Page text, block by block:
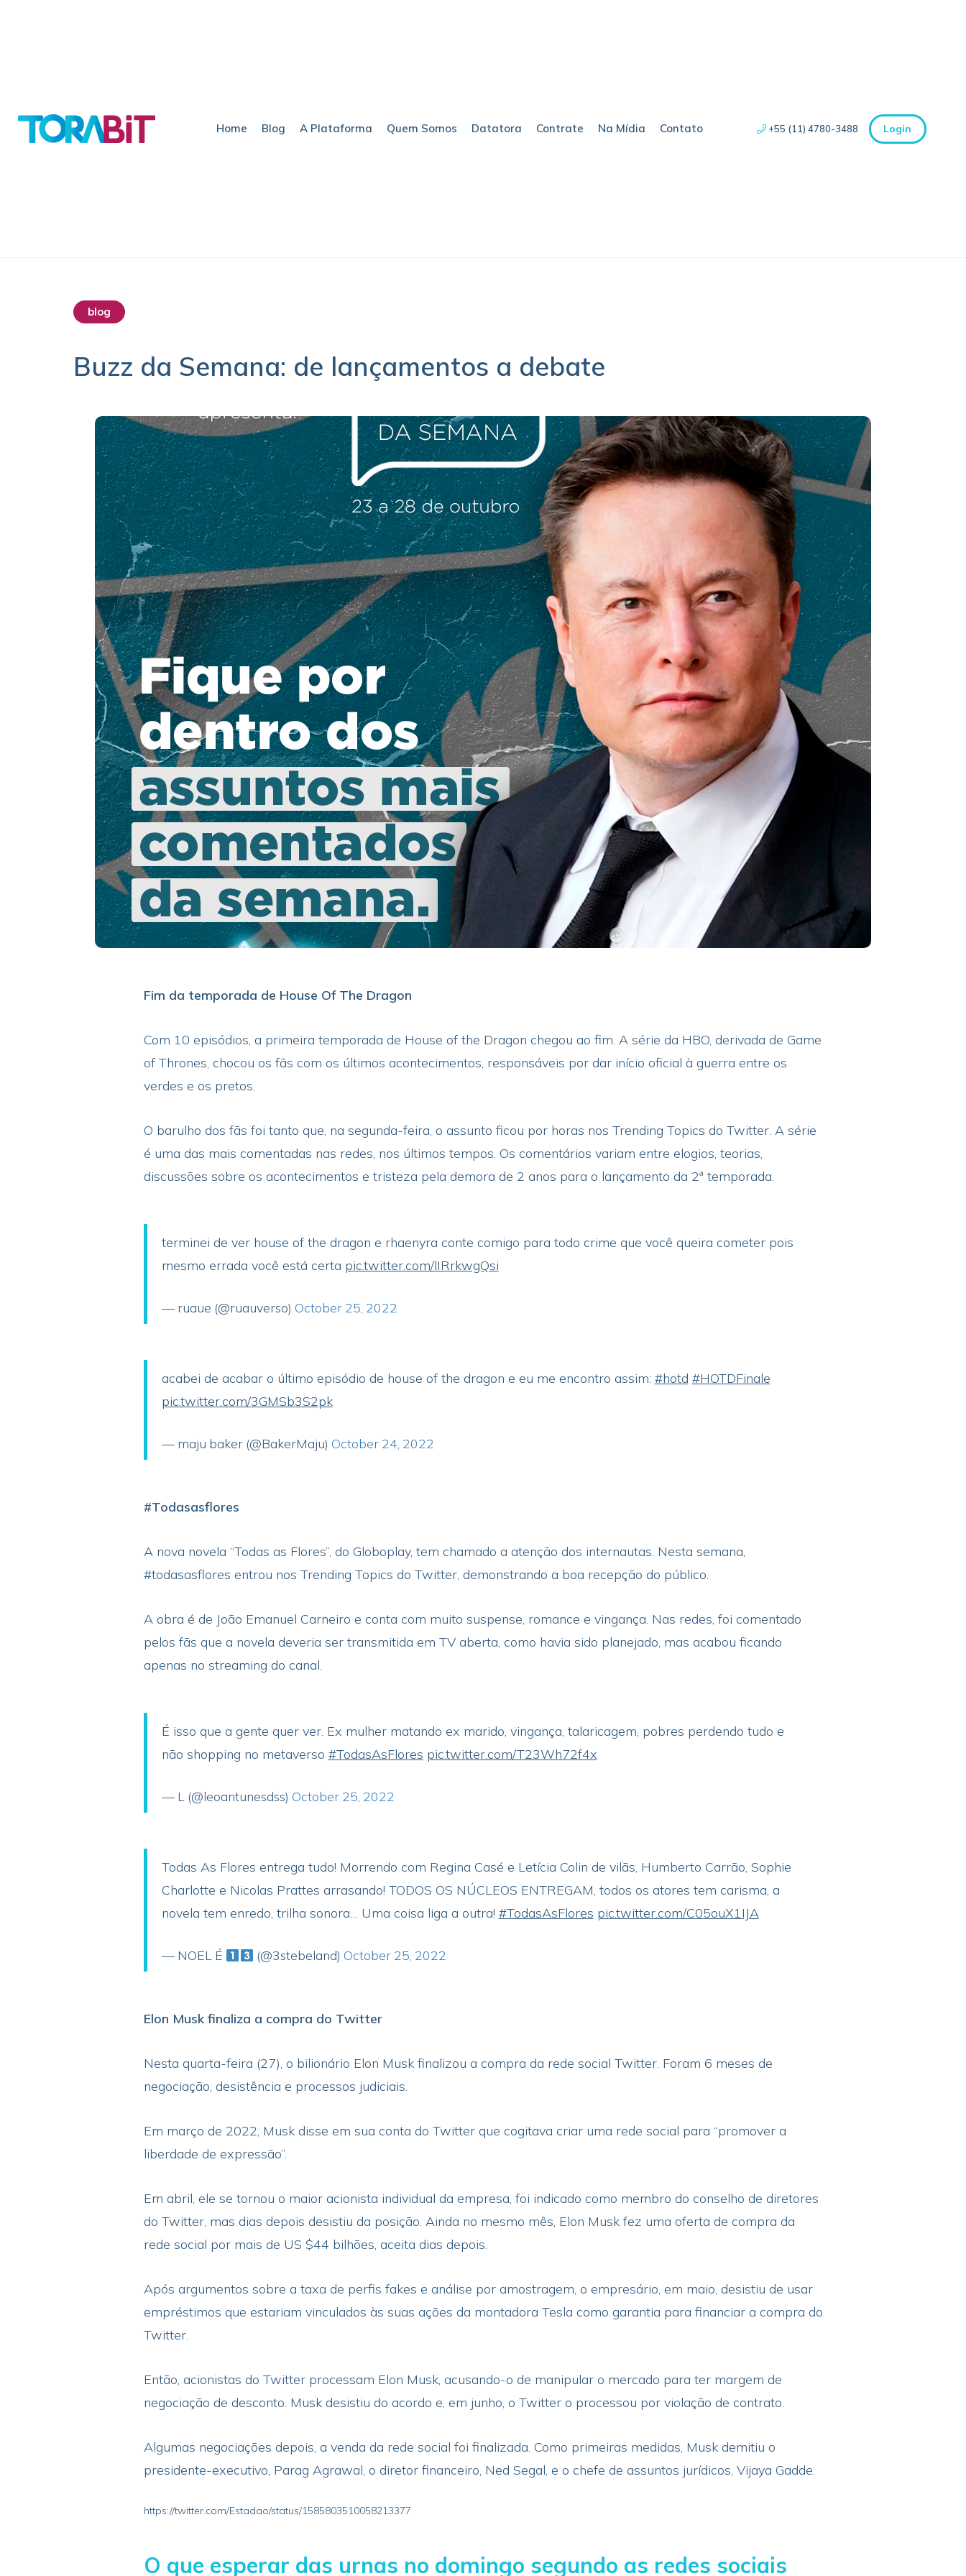
Home Blog A Plataforma Quem Somos Datatora Contrate Na Mídia Contato +55 (11) 4780-3488 Login
blog
Buzz da Semana: de lançamentos a debate
Fim da temporada de House Of The Dragon
Com 10 episódios, a primeira temporada de House of the Dragon chegou ao fim. A série da HBO, derivada de Game
of Thrones, chocou os fãs com os últimos acontecimentos, responsáveis por dar início oficial à guerra entre os
verdes e os pretos.
O barulho dos fãs foi tanto que, na segunda-feira, o assunto ficou por horas nos Trending Topics do Twitter. A série
é uma das mais comentadas nas redes, nos últimos tempos. Os comentários variam entre elogios, teorias,
discussões sobre os acontecimentos e tristeza pela demora de 2 anos para o lançamento da 2ª temporada.
terminei de ver house of the dragon e rhaenyra conte comigo para todo crime que você queira cometer pois
mesmo errada você está certa pic.twitter.com/lIRrkwgQsi
— ruaue (@ruauverso) October 25, 2022
acabei de acabar o último episódio de house of the dragon e eu me encontro assim: #hotd #HOTDFinale
pic.twitter.com/3GMSb3S2pk
— maju baker (@BakerMaju) October 24, 2022
#Todasasflores
A nova novela “Todas as Flores”, do Globoplay, tem chamado a atenção dos internautas. Nesta semana,
#todasasflores entrou nos Trending Topics do Twitter, demonstrando a boa recepção do público.
A obra é de João Emanuel Carneiro e conta com muito suspense, romance e vingança. Nas redes, foi comentado
pelos fãs que a novela deveria ser transmitida em TV aberta, como havia sido planejado, mas acabou ficando
apenas no streaming do canal.
É isso que a gente quer ver. Ex mulher matando ex marido, vingança, talaricagem, pobres perdendo tudo e
não shopping no metaverso #TodasAsFlores pic.twitter.com/T23Wh72f4x
— L (@leoantunesdss) October 25, 2022
Todas As Flores entrega tudo! Morrendo com Regina Casé e Letícia Colin de vilãs, Humberto Carrão, Sophie
Charlotte e Nicolas Prattes arrasando! TODOS OS NÚCLEOS ENTREGAM, todos os atores tem carisma, a
novela tem enredo, trilha sonora… Uma coisa liga a outra! #TodasAsFlores pic.twitter.com/C05ouX1IJA
— NOEL É (@3stebeland) October 25, 2022
Elon Musk finaliza a compra do Twitter
Nesta quarta-feira (27), o bilionário Elon Musk finalizou a compra da rede social Twitter. Foram 6 meses de
negociação, desistência e processos judiciais.
Em março de 2022, Musk disse em sua conta do Twitter que cogitava criar uma rede social para “promover a
liberdade de expressão”.
Em abril, ele se tornou o maior acionista individual da empresa, foi indicado como membro do conselho de diretores
do Twitter, mas dias depois desistiu da posição. Ainda no mesmo mês, Elon Musk fez uma oferta de compra da
rede social por mais de US $44 bilhões, aceita dias depois.
Após argumentos sobre a taxa de perfis fakes e análise por amostragem, o empresário, em maio, desistiu de usar
empréstimos que estariam vinculados às suas ações da montadora Tesla como garantia para financiar a compra do
Twitter.
Então, acionistas do Twitter processam Elon Musk, acusando-o de manipular o mercado para ter margem de
negociação de desconto. Musk desistiu do acordo e, em junho, o Twitter o processou por violação de contrato.
Algumas negociações depois, a venda da rede social foi finalizada. Como primeiras medidas, Musk demitiu o
presidente-executivo, Parag Agrawal, o diretor financeiro, Ned Segal, e o chefe de assuntos jurídicos, Vijaya Gadde.
https://twitter.com/Estadao/status/1585803510058213377
O que esperar das urnas no domingo segundo as redes sociais